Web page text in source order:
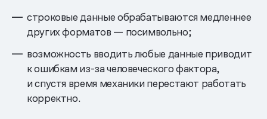
строковые данные обрабатываются медленнее
других форматов — посимвольно;
возможность вводить любые данные приводит
к ошибкам из-за человеческого фактора,
и спустя время механики перестают работать
корректно.